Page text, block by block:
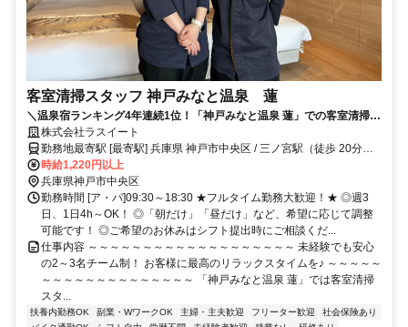
客室清掃スタッフ 神戸みなと温泉 蓮
＼温泉宿ランキング4年連続1位！「神戸みなと温泉 蓮」での客室清掃の
お仕事！／週3日～OKの柔軟シフトで、家庭やプライベートとの両立も
簡単♪三宮から無料送迎バスあり！働き方の希望はお気軽にご相談可能で
す◎
株式会社ラスイート
勤務地最寄駅 [最寄駅] 兵庫県 神戸市中央区 / 三ノ宮駅（徒歩 20分）
ほか
時給1,220円以上
兵庫県神戸市中央区
勤務時間 [ア・パ]09:30～18:30 ★フルタイム勤務大歓迎！★ ◎週3
日、1日4h～OK！ ◎「朝だけ」「昼だけ」など、希望に応じて調整
可能です！ ◎ご希望のお休みはシフト提出時にご相談くだ...
仕事内容 ～～～～～～～～～～～～～～～～～～～ 未経験でも安心
の2～3名チーム制！ お客様に最高のリラックスタイムを♪ ～～～～～
～～～～～～～～～～～～～～ 「神戸みなと温泉 蓮」では客室清掃
スタ...
扶養内勤務OK 副業・WワークOK 主婦・主夫歓迎 フリーター歓迎
社会保険あり